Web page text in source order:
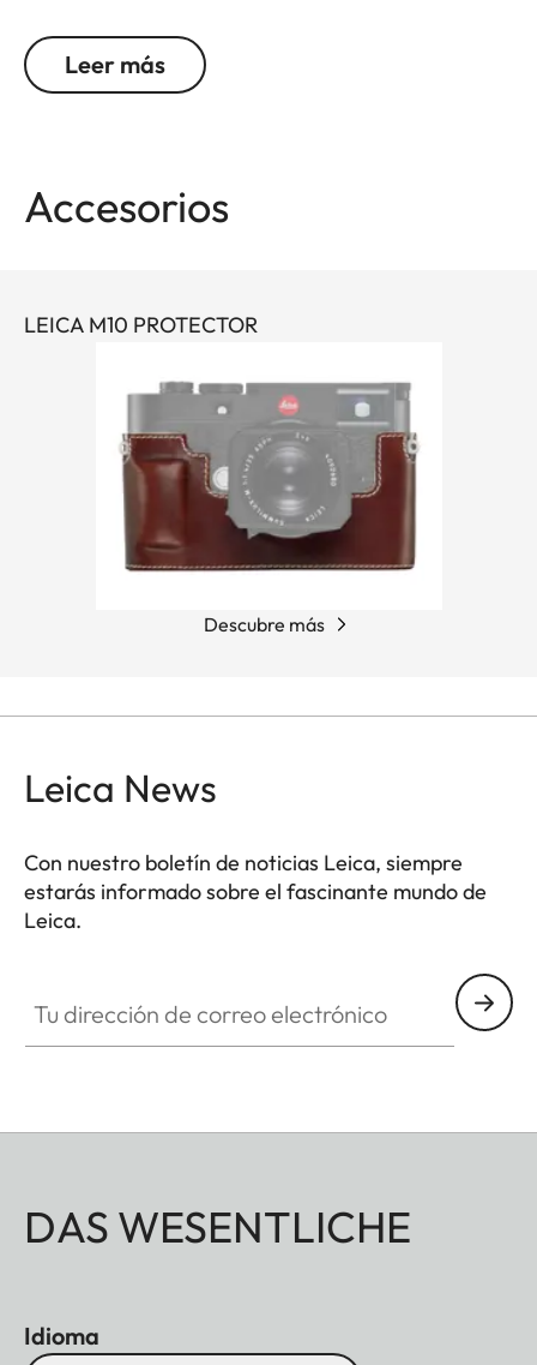
junto al protector y la funda "siempre lista".
Leer más
Accesorios
LEICA M10 PROTECTOR
Descubre más
Leica News
Con nuestro boletín de noticias Leica, siempre
estarás informado sobre el fascinante mundo de
Leica.
DAS WESENTLICHE
Idioma